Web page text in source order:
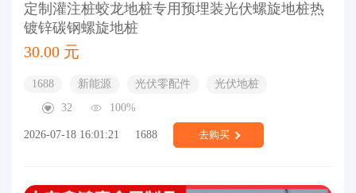
定制灌注桩蛟龙地桩专用预埋装光伏螺旋地桩热
镀锌碳钢螺旋地桩
30.00 元
1688 新能源 光伏零配件
光伏地桩
32
100%
2026-07-18 16:01:21 1688 去购买